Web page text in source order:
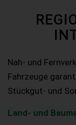
Nah- und
Fahrzeuge
Stückgut- und
Land- und